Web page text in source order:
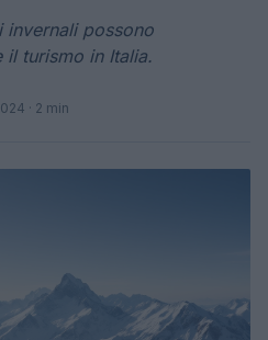
invernali possono
turismo in Italia.
· 2 min